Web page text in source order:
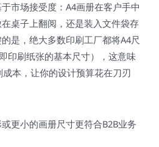
市场接受度：A4画册在客户手中
桌子上翻阅，还是装入文件袋存
是，绝大多数印刷工厂都将A4尺
印刷纸张的基本尺寸），这意味
本，让你的设计预算花在刀刃
更小的画册尺寸更符合B2B业务